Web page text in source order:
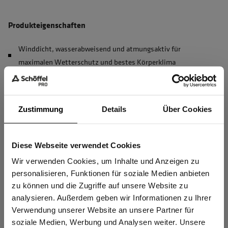
Zustimmung Details Über Cookies
Diese Webseite verwendet Cookies
Wir verwenden Cookies, um Inhalte und Anzeigen zu
personalisieren, Funktionen für soziale Medien anbieten
zu können und die Zugriffe auf unsere Website zu
analysieren. Außerdem geben wir Informationen zu Ihrer
Verwendung unserer Website an unsere Partner für
soziale Medien, Werbung und Analysen weiter. Unsere
Produkteigenschaften
Winddicht, wasserabweisend und atmungsaktiv für
maximalen Wetterschutz und bestes Körperklima
4-Wege-Stretch für perfekte Bewegungsfreiheit
Membran - hält jedem Wind stand
Erhöhte Sichtbarkeit durch Reflex Tape
Reißverschlüsse mit Zipperpuller für einfaches Öffnen und
Schließen
Innenliegende Windschutzleiste hinter Frontreißverschluss
mehr anzeigen
Sind Sie
Gewerbetreibender?
Ich bestätige, dass ich Gewerbetreibender bin. Alle
Preise werden netto ausgewiesen.